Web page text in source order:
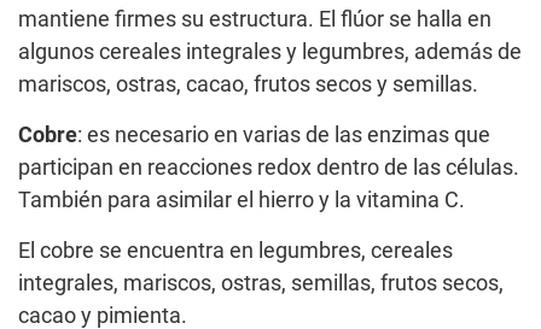
mantiene firmes su estructura. El flúor se halla en
algunos cereales integrales y legumbres, además de
mariscos, ostras, cacao, frutos secos y semillas.
Cobre: es necesario en varias de las enzimas que
participan en reacciones redox dentro de las células.
También para asimilar el hierro y la vitamina C.
El cobre se encuentra en legumbres, cereales
integrales, mariscos, ostras, semillas, frutos secos,
cacao y pimienta.